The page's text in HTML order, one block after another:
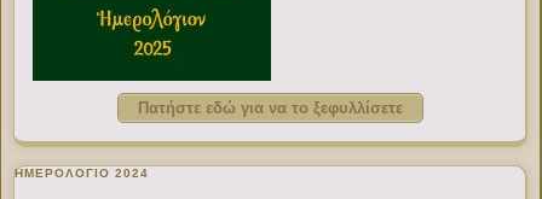
Πατήστε εδώ για να το ξεφυλλίσετε
ΗΜΕΡΟΛΟΓΙΟ 2024